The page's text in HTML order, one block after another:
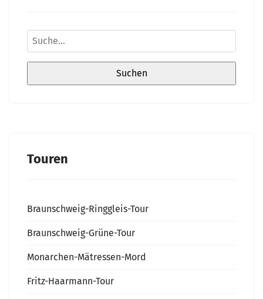
Touren
Braunschweig-Ringgleis-Tour
Braunschweig-Grüne-Tour
Monarchen-Mätressen-Mord
Fritz-Haarmann-Tour